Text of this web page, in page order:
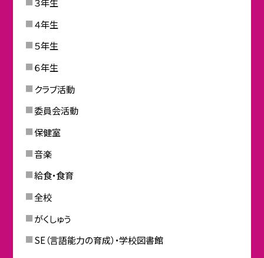
４年生
５年生
６年生
クラブ活動
委員会活動
保健室
音楽
給食・食育
全校
がくしゅう
SE（言語能力の育成）・学校図書館